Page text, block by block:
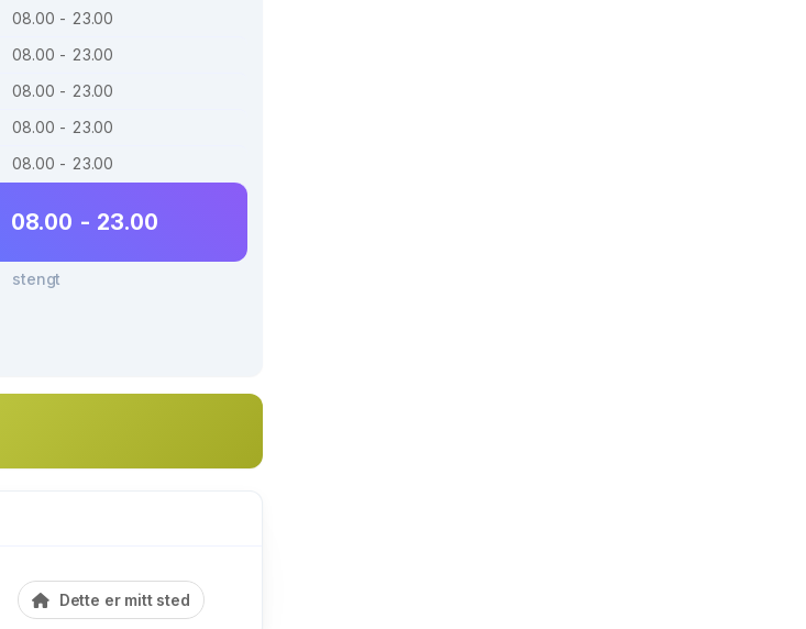
08.00 - 23.00
08.00 - 23.00
08.00 - 23.00
08.00 - 23.00
08.00 - 23.00
08.00 - 23.00
stengt
Dette er mitt sted